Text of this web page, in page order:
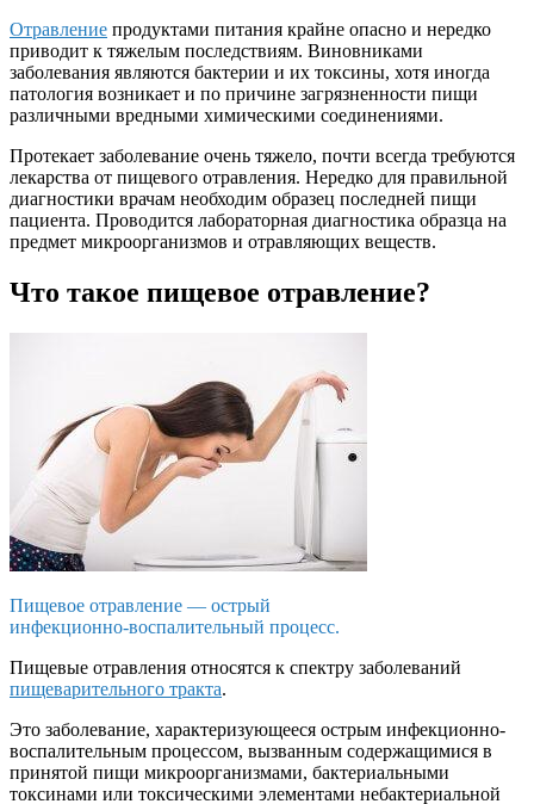
Отравление продуктами питания крайне опасно и нередко
приводит к тяжелым последствиям. Виновниками
заболевания являются бактерии и их токсины, хотя иногда
патология возникает и по причине загрязненности пищи
различными вредными химическими соединениями.
Протекает заболевание очень тяжело, почти всегда требуются
лекарства от пищевого отравления. Нередко для правильной
диагностики врачам необходим образец последней пищи
пациента. Проводится лабораторная диагностика образца на
предмет микроорганизмов и отравляющих веществ.
Что такое пищевое отравление?
Пищевое отравление — острый
инфекционно-воспалительный процесс.
Пищевые отравления относятся к спектру заболеваний
пищеварительного тракта.
Это заболевание, характеризующееся острым инфекционно-
воспалительным процессом, вызванным содержащимися в
принятой пищи микроорганизмами, бактериальными
токсинами или токсическими элементами небактериальной